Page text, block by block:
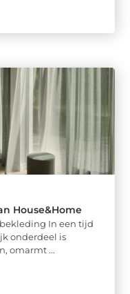
House&Home
In een tijd
onderdeel is
omarmt ...